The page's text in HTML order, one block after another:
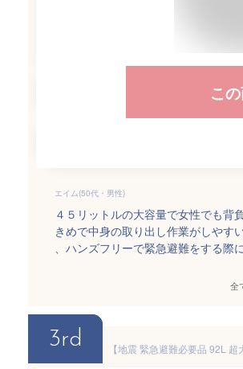
こ
エイム(50代・男性)
４５リットルの大容量で女性でも背
きめで中身の取り出し作業がしやす
、ハンズフリーで緊急避難をする
全
3rd